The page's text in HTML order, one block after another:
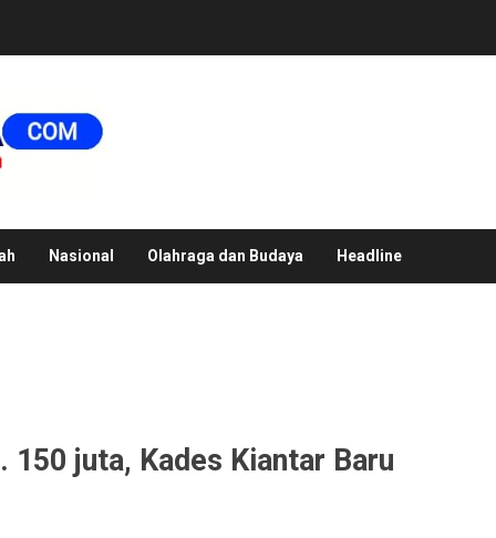
Nasional Olahraga dan Budaya Headline
150 juta, Kades Kiantar Baru